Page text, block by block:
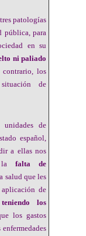
patologías
pública, para
en su
ni paliado
los
de
de
español,
a ellas nos
lafalta de
salud que les
de
los
los gastos